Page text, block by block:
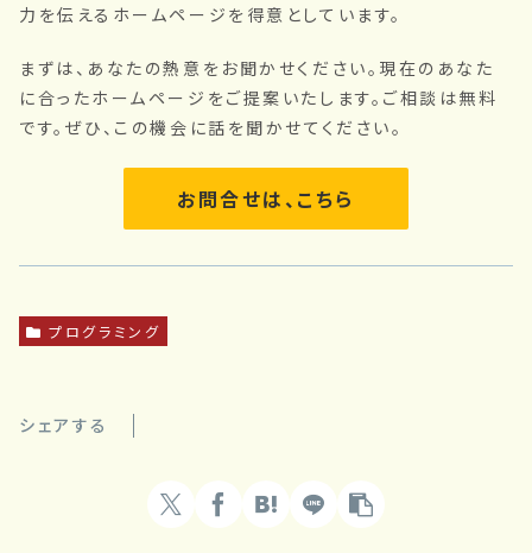
力を伝えるホームページを得意としています。
まずは、あなたの熱意をお聞かせください。現在のあなた
に合ったホームページをご提案いたします。ご相談は無料
です。ぜひ、この機会に話を聞かせてください。
お問合せは、こちら
プログラミング
シェアする